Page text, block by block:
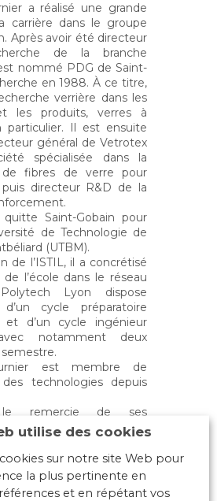
a réalisé une grande
carrière dans le groupe
Après avoir été directeur
de la branche
nommé PDG de Saint-
en 1988. À ce titre,
verrière dans les
les produits, verres à
particulier. Il est ensuite
général de Vetrotex
spécialisée dans la
de fibres de verre pour
directeur R&D de la
Saint-Gobain pour
de Technologie de
(UTBM).
de l’ISTIL, il a concrétisé
de l’école dans le réseau
Lyon dispose
d’un cycle préparatoire
et d’un cycle ingénieur
notamment deux
semestre.
est membre de
des technologies depuis
le remercie de ses
lors des réunions de
utilise des cookies
sur notre site Web pour
la plus pertinente en
et en répétant vos